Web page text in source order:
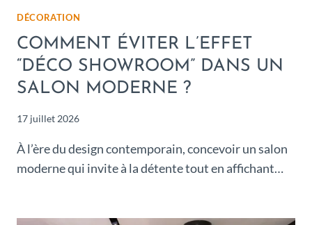
DÉCORATION
COMMENT ÉVITER L’EFFET
“DÉCO SHOWROOM” DANS UN
SALON MODERNE ?
17 juillet 2026
À l’ère du design contemporain, concevoir un salon
moderne qui invite à la détente tout en affichant…